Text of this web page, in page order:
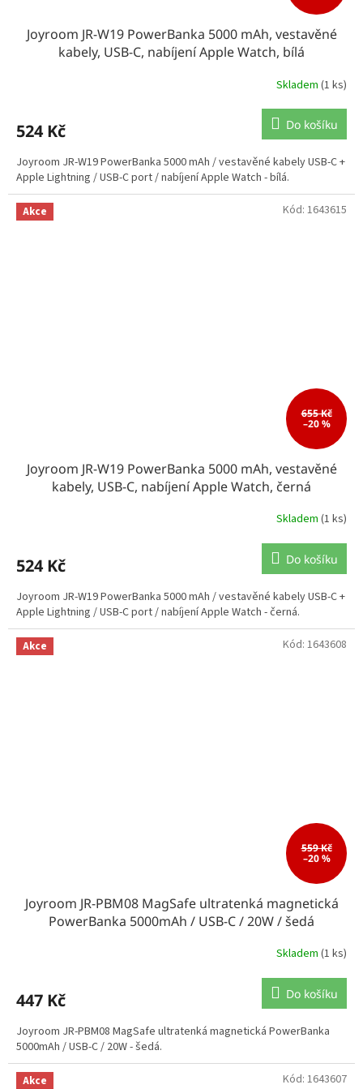
Joyroom JR-W19 PowerBanka 5000 mAh, vestavěné
kabely, USB-C, nabíjení Apple Watch, bílá
Skladem (1 ks)
524 Kč Do košíku
Joyroom JR-W19 PowerBanka 5000 mAh / vestavěné kabely USB-C +
Apple Lightning / USB-C port / nabíjení Apple Watch - bílá.
Akce
655 Kč
–20 %
Joyroom JR-W19 PowerBanka 5000 mAh, vestavěné
kabely, USB-C, nabíjení Apple Watch, černá
Skladem (1 ks)
524 Kč Do košíku
Joyroom JR-W19 PowerBanka 5000 mAh / vestavěné kabely USB-C +
Apple Lightning / USB-C port / nabíjení Apple Watch - černá.
Kód: 1643615
Akce
559 Kč
–20 %
Joyroom JR-PBM08 MagSafe ultratenká magnetická
PowerBanka 5000mAh / USB-C / 20W / šedá
Skladem (1 ks)
447 Kč Do košíku
Joyroom JR-PBM08 MagSafe ultratenká magnetická PowerBanka
5000mAh / USB-C / 20W - šedá.
Kód: 1643608
Akce Kód: 1643607